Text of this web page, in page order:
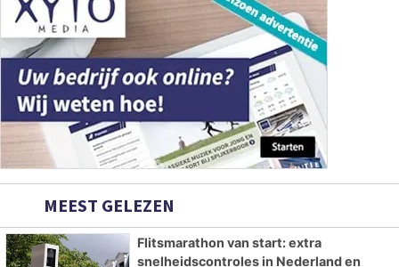
MEEST GELEZEN
Flitsmarathon van start: extra
snelheidscontroles in Nederland en